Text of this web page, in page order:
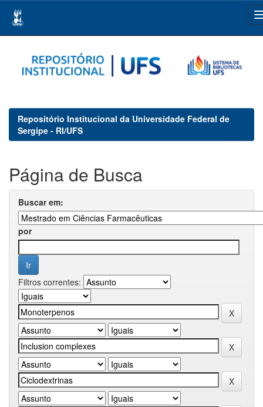
navigation
Repositório Institucional da Universidade Federal de
Sergipe - RI/UFS
Página de Busca
Buscar em:
por
Filtros correntes: